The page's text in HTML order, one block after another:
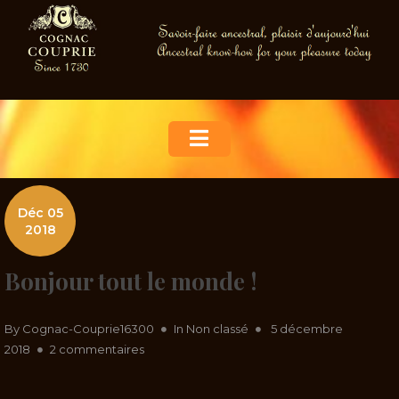
content
Déc 05
2018
Bonjour tout le monde !
By Cognac-Couprie16300 In Non classé
Posted
5 décembre
2018
2 commentairessur